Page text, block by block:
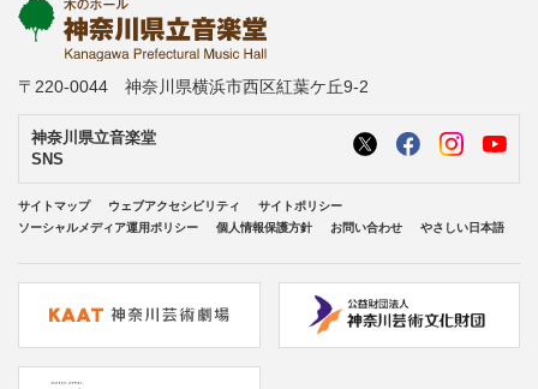
〒220-0044 神奈川県横浜市西区紅葉ケ丘9-2
神奈川県立音楽堂
SNS
サイトマップ ウェブアクセシビリティ
サイトポリシー
ソーシャルメディア運用ポリシー
個人情報保護方針 お問い合わせ やさしい日本語